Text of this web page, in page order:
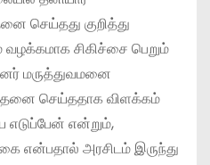
செய்தது குறித்து
வழக்கமாக சிகிச்சை பெறும்
மருத்துவமனை
செய்ததாக விளக்கம்
என்றும்,
என்பதால் அரசிடம் இருந்து